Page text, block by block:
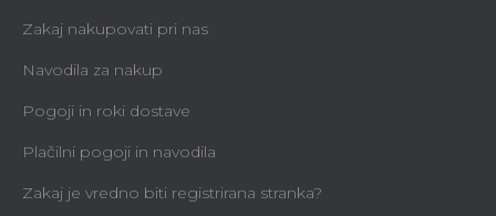
Zakaj nakupovati pri nas
Navodila za nakup
Pogoji in roki dostave
Plačilni pogoji in navodila
Zakaj je vredno biti registrirana stranka?